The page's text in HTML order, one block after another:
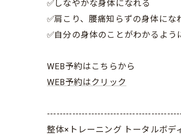
✅しなやかな身体になれる
✅肩こり、腰痛知らずの身体にな
✅自分の身体のことがわかるよう
WEB予約はこちらから
WEB予約はクリック
整体×トレーニング トータルボデ